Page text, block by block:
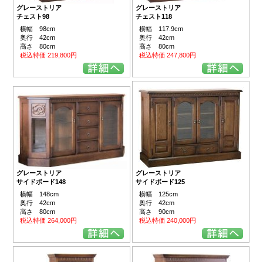
グレーストリア
チェスト98
横幅 98cm
奥行 42cm
高さ 80cm
税込特価 219,800円
グレーストリア
チェスト118
横幅 117.9cm
奥行 42cm
高さ 80cm
税込特価 247,800円
グレーストリア
サイドボード148
横幅 148cm
奥行 42cm
高さ 80cm
税込特価 264,000円
グレーストリア
サイドボード125
横幅 125cm
奥行 42cm
高さ 90cm
税込特価 240,000円